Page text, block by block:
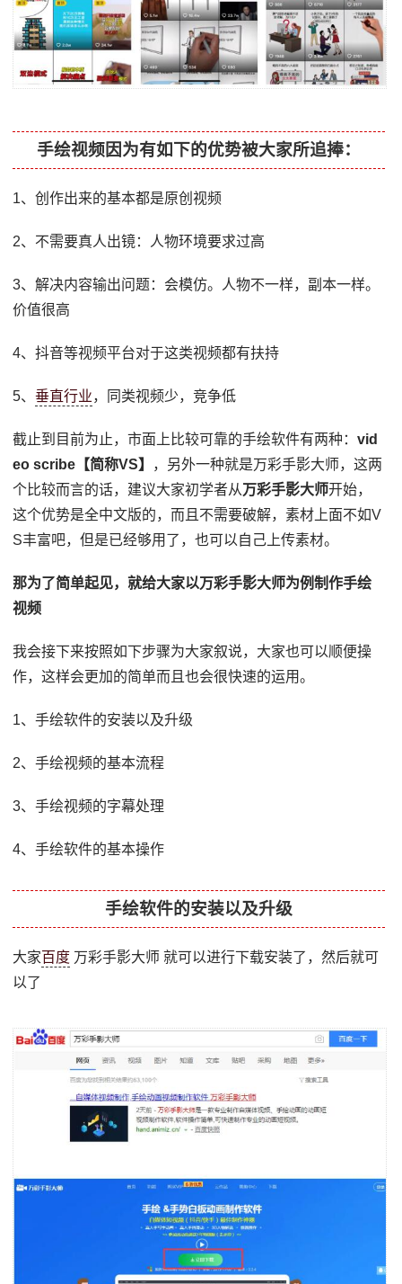
手绘视频因为有如下的优势被大家所追捧：
1、创作出来的基本都是原创视频
2、不需要真人出镜：人物环境要求过高
3、解决内容输出问题：会模仿。人物不一样，副本一样。
价值很高
4、抖音等视频平台对于这类视频都有扶持
5、垂直行业，同类视频少，竞争低
截止到目前为止，市面上比较可靠的手绘软件有两种：vid
eo scribe【简称VS】 ，另外一种就是万彩手影大师，这两
个比较而言的话，建议大家初学者从万彩手影大师开始，
这个优势是全中文版的，而且不需要破解，素材上面不如V
S丰富吧，但是已经够用了，也可以自己上传素材。
那为了简单起见，就给大家以万彩手影大师为例制作手绘
视频
我会接下来按照如下步骤为大家叙说，大家也可以顺便操
作，这样会更加的简单而且也会很快速的运用。
1、手绘软件的安装以及升级
2、手绘视频的基本流程
3、手绘视频的字幕处理
4、手绘软件的基本操作
手绘软件的安装以及升级
大家百度 万彩手影大师 就可以进行下载安装了，然后就可
以了